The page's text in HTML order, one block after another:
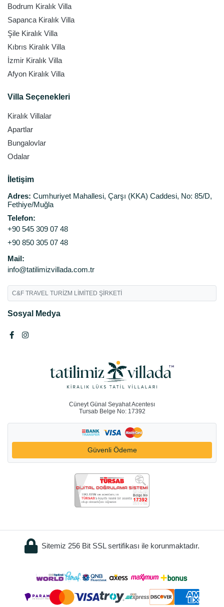
Bodrum Kiralık Villa
Sapanca Kiralık Villa
Şile Kiralık Villa
Kıbrıs Kiralık Villa
İzmir Kiralık Villa
Afyon Kiralık Villa
Villa Seçenekleri
Kiralık Villalar
Apartlar
Bungalovlar
Odalar
İletişim
Adres: Cumhuriyet Mahallesi, Çarşı (KKA) Caddesi, No: 85/D,
Fethiye/Muğla
Telefon:
+90 545 309 07 48
+90 850 305 07 48
Mail:
info@tatilimizvillada.com.tr
C&F TRAVEL TURİZM LİMİTED ŞİRKETİ
Sosyal Medya
Cüneyt Günal Seyahat Acentesı
Tursab Belge No: 17392
Güvenli Ödeme
Sitemiz 256 Bit SSL sertifikası ile korunmaktadır.